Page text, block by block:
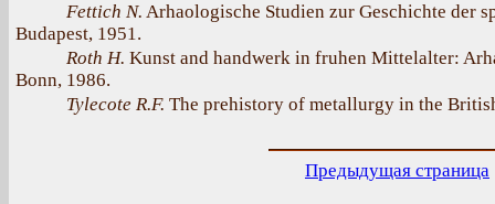
Fettich N. Arhaologische Studien zur Geschichte der
Budapest, 1951.
Roth H. Kunst and handwerk in fruhen Mittelalter:
Bonn, 1986.
Tylecote R.F. The prehistory of metallurgy in the
Предыдущая страница